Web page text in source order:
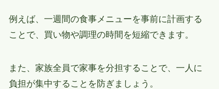
例えば、一週間の食事メニューを事前に計画する
ことで、買い物や調理の時間を短縮できます。
また、家族全員で家事を分担することで、一人に
負担が集中することを防ぎましょう。